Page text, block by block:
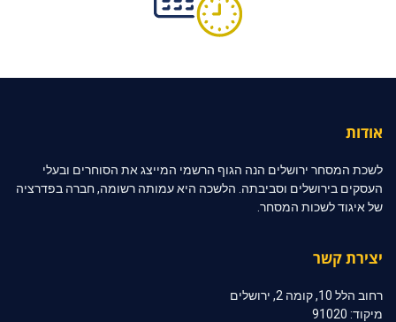
אודות
לשכת המסחר ירושלים הנה הגוף הרשמי המייצג את הסוחרים ובעלי
העסקים בירושלים וסביבתה. הלשכה היא עמותה רשומה, חברה בפדרציה
של איגוד לשכות המסחר.
יצירת קשר
רחוב הלל 10, קומה 2, ירושלים
מיקוד: 91020